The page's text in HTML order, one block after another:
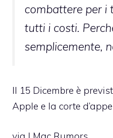
combattere per i
tutti i costi.
semplicemente,
Il 15 Dicembre è
Apple e la corte